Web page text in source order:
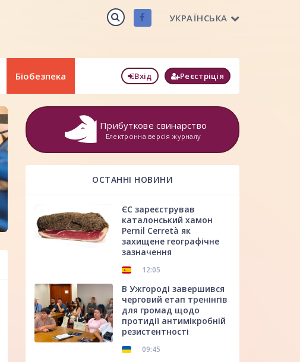
УКРАЇНСЬКА
Біобезпека Вхід Реєстріція
Прибуткове свинарство
Електронна версія журналу
ОСТАННІ НОВИНИ
ЄС зареєстрував
каталонський хамон
Pernil Cerretà як
захищене географічне
зазначення
12:05
В Ужгороді завершився
черговий етап тренінгів
для громад щодо
протидії антимікробній
резистентності
09:45